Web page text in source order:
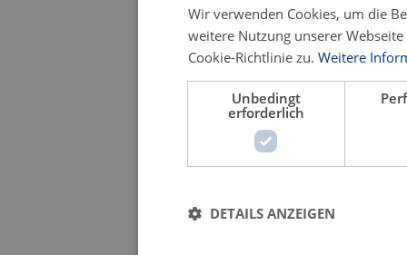
Wir verwenden Cookies, um die
weitere Nutzung unserer
Cookie-Richtlinie zu. Weitere
Unbedingt
erforderlich
DETAILS ANZEIGEN